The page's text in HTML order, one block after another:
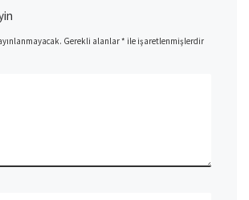
Gerekli alanlar* ile işaretlenmişlerdir